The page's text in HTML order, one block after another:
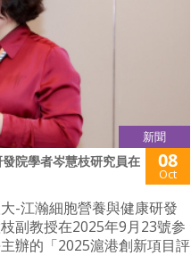
新聞
院學者岑慧枝研究員在
08
Oct
-江瀚細胞營養與健康研發
副教授在2025年9月23號参
辦的「2025滬港創新項目評